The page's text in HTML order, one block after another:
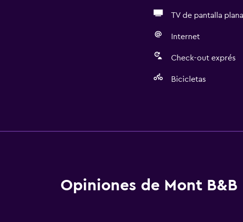
TV de pantalla plana
Internet
Check-out exprés
Bicicletas
Vista a una calle
Piso de parquet o
Opiniones de Mont B&B